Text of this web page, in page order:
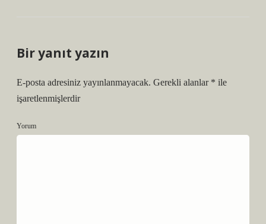
Bir yanıt yazın
E-posta adresiniz yayınlanmayacak. Gerekli alanlar * ile
işaretlenmişlerdir
Yorum